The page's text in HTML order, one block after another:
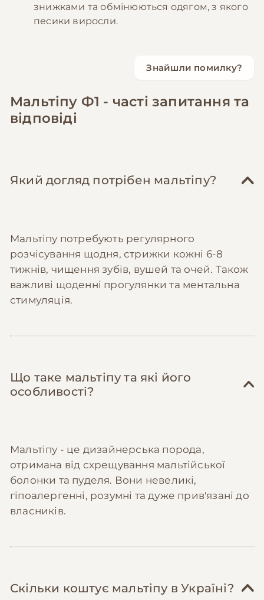
знижками та обмінюються одягом, з якого
песики виросли.
Знайшли помилку?
Мальтіпу Ф1 - часті запитання та
відповіді
Який догляд потрібен мальтіпу?
Мальтіпу потребують регулярного
розчісування щодня, стрижки кожні 6-8
тижнів, чищення зубів, вушей та очей. Також
важливі щоденні прогулянки та ментальна
стимуляція.
Що таке мальтіпу та які його
особливості?
Мальтіпу - це дизайнерська порода,
отримана від схрещування мальтійської
болонки та пуделя. Вони невеликі,
гіпоалергенні, розумні та дуже прив'язані до
власників.
Скільки коштує мальтіпу в Україні?